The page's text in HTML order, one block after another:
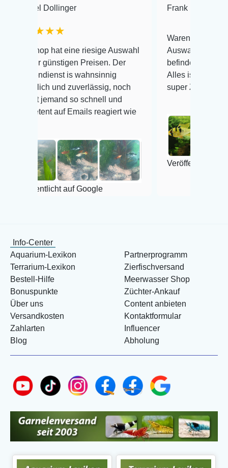
hat eine riesige Auswahl
Preisen. Der
is wahnsinnig
und zuverlässig, noch
so schnell und
auf Emails reagiert wie
auf Google
Frank Hackmayer
Warenanlieferung Top und die
Auswahl plus
befinden der Fische
Alles ist quick lebendig und
super Zustand. Gerne wieder
Veröffentlicht auf Google
Info-Center
Aquarium-Lexikon
Terrarium-Lexikon
Bestell-Hilfe
Bonuspunkte
Über uns
Versandkosten
Zahlarten
Blog
Partnerprogramm
Zierfischversand
Meerwasser Shop
Züchter-Ankauf
Content anbieten
Kontaktformular
Influencer
Abholung